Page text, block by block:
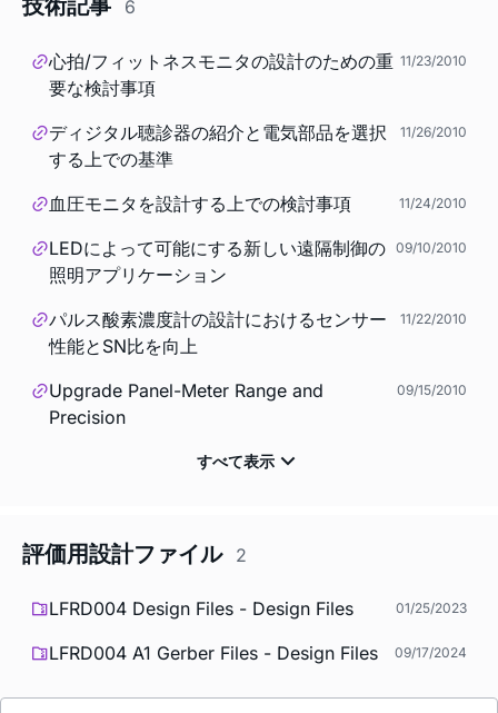
6
心拍/フィットネスモニタの設計のための重
要な検討事項
11/23/2010
ディジタル聴診器の紹介と電気部品を選択
する上での基準
11/26/2010
血圧モニタを設計する上での検討事項 11/24/2010
LEDによって可能にする新しい遠隔制御の
照明アプリケーション
09/10/2010
パルス酸素濃度計の設計におけるセンサー
性能とSN比を向上
11/22/2010
Upgrade Panel-Meter Range and
Precision
09/15/2010
評価用設計ファイル 2
LFRD004 Design Files - Design Files 01/25/2023
LFRD004 A1 Gerber Files - Design Files 09/17/2024